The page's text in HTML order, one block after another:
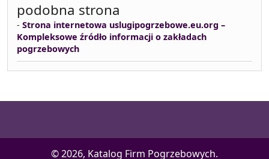
podobna strona
- Strona internetowa uslugipogrzebowe.eu.org –
Kompleksowe źródło informacji o zakładach
pogrzebowych
© 2026, Katalog Firm Pogrzebowych.